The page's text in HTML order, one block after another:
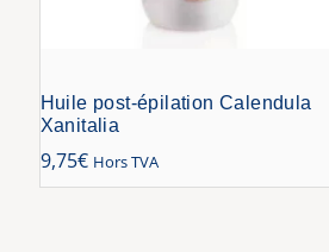
Huile post-épilation Calendula
Xanitalia
9,75€ Hors TVA